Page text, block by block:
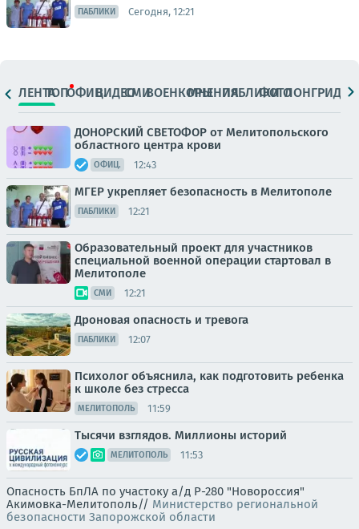
ПАБЛИКИ Сегодня, 12:21
ЛЕНТАТОПОФИЦ.ВИДЕОСМИВОЕНКОРЫМНЕНИЯПАБЛИКИ
ФОТОЛОНГРИДЫ
ДОНОРСКИЙ СВЕТОФОР от Мелитопольского
областного центра крови
ОФИЦ. 12:43
МГЕР укрепляет безопасность в Мелитополе
ПАБЛИКИ 12:21
Образовательный проект для участников
специальной военной операции стартовал в
Мелитополе
СМИ 12:21
Дроновая опасность и тревога
ПАБЛИКИ 12:07
Психолог объяснила, как подготовить ребенка
к школе без стресса
МЕЛИТОПОЛЬ 11:59
Тысячи взглядов. Миллионы историй
МЕЛИТОПОЛЬ 11:53
Опасность БпЛА по участоку а/д Р-280 "Новороссия"
Акимовка-Мелитополь// Министерство региональной
безопасности Запорожской области